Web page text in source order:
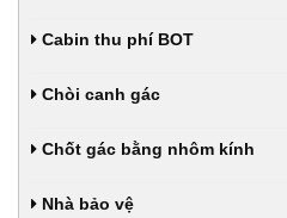
Cabin thu phí BOT
Chòi canh gác
Chốt gác bằng nhôm kính
Nhà bảo vệ